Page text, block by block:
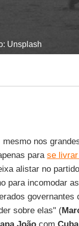
Unsplash
nos
para se
alistar no
para incomodar
sobre elas" (